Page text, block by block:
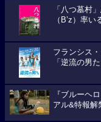
「八つ墓村
（B’z）率
フランシス
「逆流の男た
『ブルーヘ
アル&特報